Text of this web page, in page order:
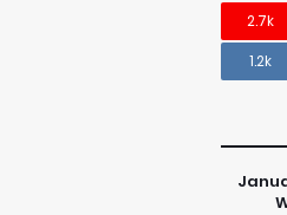
2.7k
1.2k
7